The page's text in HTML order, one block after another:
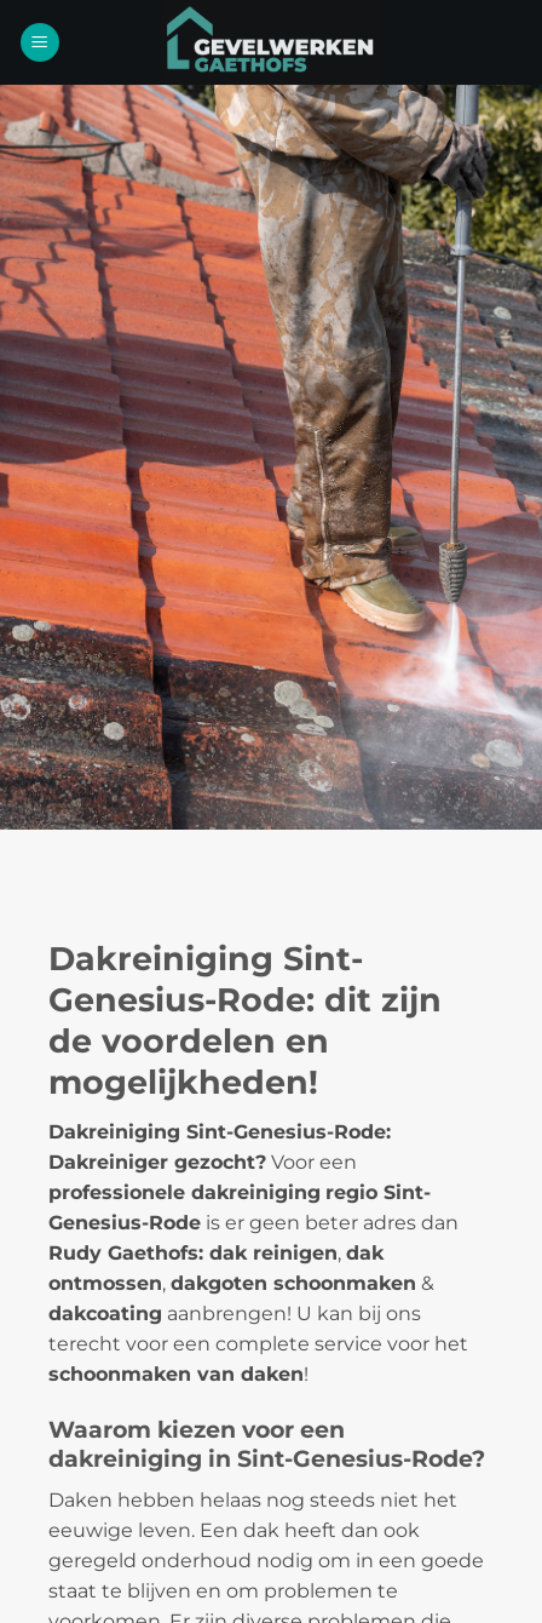
naar
Dakreiniging Sint-
Genesius-Rode: dit zijn
de voordelen en
mogelijkheden!
Dakreiniging Sint-Genesius-Rode:
Dakreiniger gezocht? Voor een
professionele dakreiniging regio Sint-
Genesius-Rode is er geen beter adres dan
Rudy Gaethofs: dak reinigen, dak
ontmossen, dakgoten schoonmaken &
dakcoating aanbrengen! U kan bij ons
terecht voor een complete service voor het
schoonmaken van daken!
Waarom kiezen voor een
dakreiniging in Sint-Genesius-Rode?
Daken hebben helaas nog steeds niet het
eeuwige leven. Een dak heeft dan ook
geregeld onderhoud nodig om in een goede
staat te blijven en om problemen te